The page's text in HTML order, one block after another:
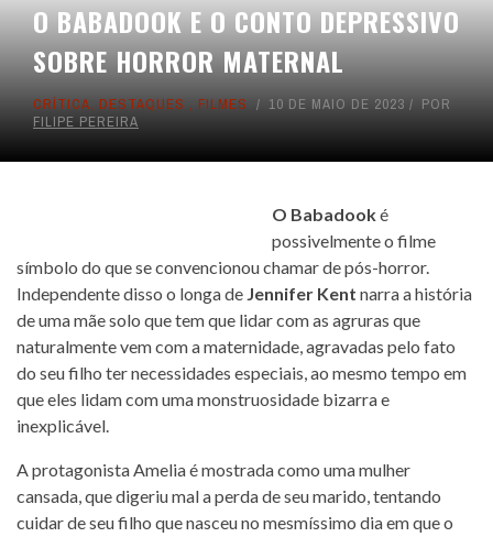
O BABADOOK E O CONTO DEPRESSIVO
SOBRE HORROR MATERNAL
CRÍTICA, DESTAQUES , FILMES 10 DE MAIO DE 2023
POR
FILIPE PEREIRA
O Babadooké
possivelmente o filme
símbolo do que se convencionou chamar de pós-horror.
Independente disso o longa de Jennifer Kent narra a história
de uma mãe solo que tem que lidar com as agruras que
naturalmente vem com a maternidade, agravadas pelo fato
do seu filho ter necessidades especiais, ao mesmo tempo em
que eles lidam com uma monstruosidade bizarra e
inexplicável.
A protagonista Amelia é mostrada como uma mulher
cansada, que digeriu mal a perda de seu marido, tentando
cuidar de seu filho que nasceu no mesmíssimo dia em que o